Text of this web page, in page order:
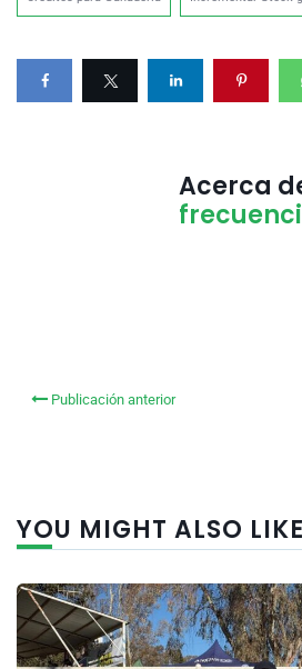
Acerca
Publicación anterior
YOU MIGHT ALSO LIKE